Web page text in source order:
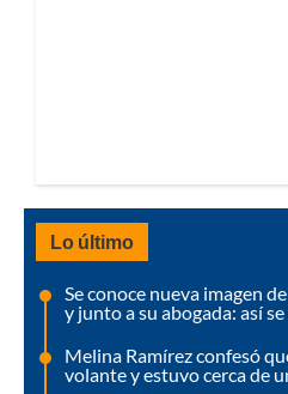
Lo último
Se conoce nueva imagen
y junto a su abogada: así
Melina Ramírez confesó
volante y estuvo cerca de